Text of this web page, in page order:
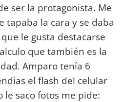
ser la protagonista. Me
tapaba la cara y se daba
le gusta destacarse
que también es la
Amparo tenía 6
el flash del celular
le saco fotos me pide: